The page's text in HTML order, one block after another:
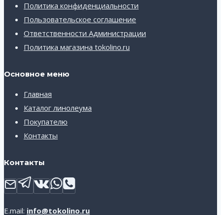
Политика конфиденциальности
Пользовательское соглашение
Ответственности Администрации
Политика магазина tokolino.ru
Основное меню
Главная
Каталог линолеума
Покупателю
Контакты
Контакты
E.mail: info@tokolino.ru